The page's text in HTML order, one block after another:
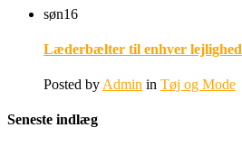
søn16
Læderbælter til enhver lejlighed
Posted by Admin in Tøj og Mode
Seneste indlæg